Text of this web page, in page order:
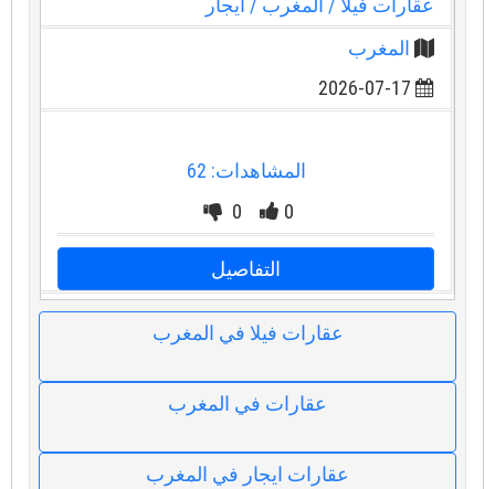
المغرب
2026-07-17
المشاهدات: 62
0
0
التفاصيل
عقارات فيلا في المغرب
عقارات في المغرب
عقارات ايجار في المغرب